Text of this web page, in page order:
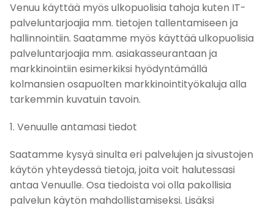
Venuu käyttää myös ulkopuolisia tahoja kuten IT-
palveluntarjoajia mm. tietojen tallentamiseen ja
hallinnointiin. Saatamme myös käyttää ulkopuolisia
palveluntarjoajia mm. asiakasseurantaan ja
markkinointiin esimerkiksi hyödyntämällä
kolmansien osapuolten markkinointityökaluja alla
tarkemmin kuvatuin tavoin.
1. Venuulle antamasi tiedot
Saatamme kysyä sinulta eri palvelujen ja sivustojen
käytön yhteydessä tietoja, joita voit halutessasi
antaa Venuulle. Osa tiedoista voi olla pakollisia
palvelun käytön mahdollistamiseksi. Lisäksi